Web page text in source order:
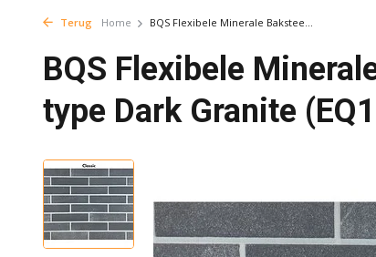
Terug Home BQS Flexibele Minerale Bakstee...
BQS Flexibele
type Dark Granite